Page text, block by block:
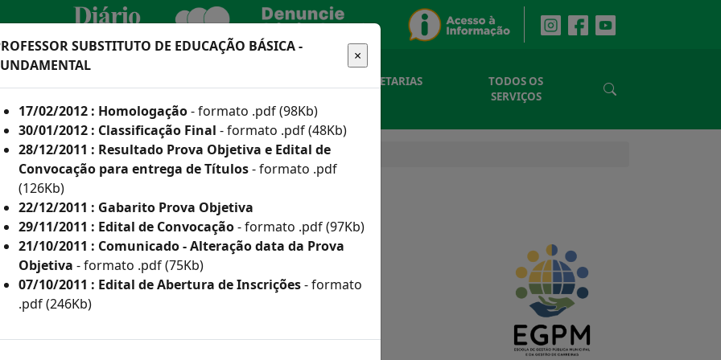
SECRETARIAS
TODOS OS
SERVIÇOS
aqui os editais
Inscritos Como Deficientes por Ano
Ano
SUBSTITUTO DE EDUCAÇÃO BÁSICA -
17/02/2012 : Homologação- formato .pdf (98Kb)
30/01/2012 : Classificação Final - formato .pdf (48Kb)
28/12/2011 : Resultado Prova Objetiva e Edital de
Convocação para entrega de Títulos- formato .pdf
(126Kb)
22/12/2011 : Gabarito Prova Objetiva
29/11/2011 : Edital de Convocação- formato .pdf (97Kb)
21/10/2011 : Comunicado - Alteração data da Prova
Objetiva - formato .pdf (75Kb)
07/10/2011 : Edital de Abertura de Inscrições- formato
.pdf (246Kb)